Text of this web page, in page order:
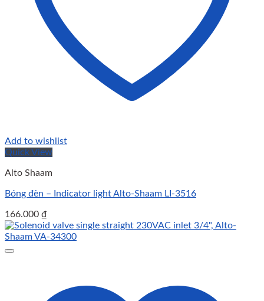
Add to wishlist
Quick View
Alto Shaam
Bóng đèn – Indicator light Alto-Shaam LI-3516
166.000 ₫